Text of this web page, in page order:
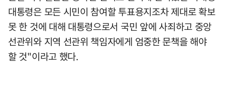
대통령은 모든 시민이 참여할 투표용지조차 제대로 확보
못 한 것에 대해 대통령으로서 국민 앞에 사죄하고 중앙
선관위와 지역 선관위 책임자에게 엄중한 문책을 해야
할 것"이라고 했다.